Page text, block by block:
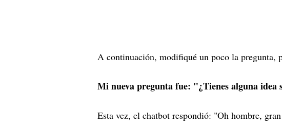
A continuación, modifiqué un poco la pregunta,
Mi nueva pregunta fue: "¿Tienes alguna
Esta vez, el chatbot respondió: "Oh hombre,